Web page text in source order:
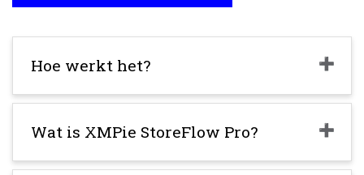
Hoe werkt het?
Wat is XMPie StoreFlow Pro?